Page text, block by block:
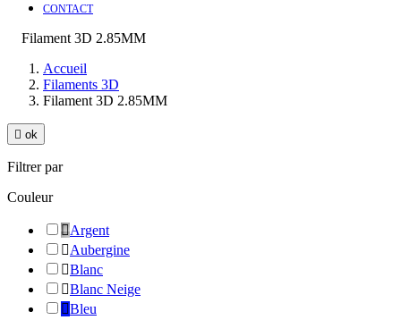
CONTACT
Filament 3D 2.85MM
Accueil
Filaments 3D
Filament 3D 2.85MM
 ok
Filtrer par
Couleur
Argent
Aubergine
Blanc
Blanc Neige
Bleu